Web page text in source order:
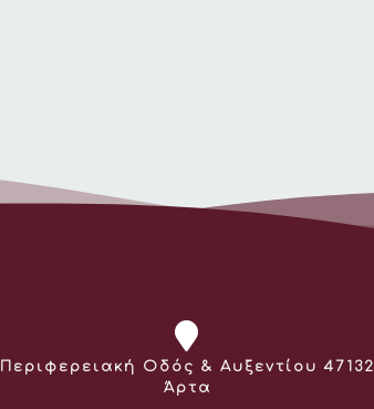
Διεύθυνση:
Περιφερειακή Οδός & Αυξεντίου 47132
Άρτα